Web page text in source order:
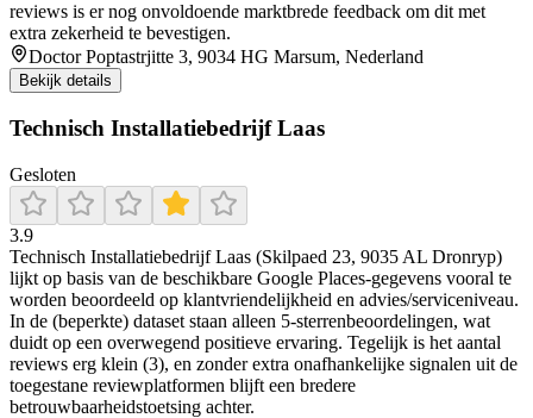
reviews is er nog onvoldoende marktbrede feedback om dit met
extra zekerheid te bevestigen.
Doctor Poptastrjitte 3, 9034 HG Marsum, Nederland
Bekijk details
Technisch Installatiebedrijf Laas
Gesloten
3.9
Technisch Installatiebedrijf Laas (Skilpaed 23, 9035 AL Dronryp)
lijkt op basis van de beschikbare Google Places-gegevens vooral te
worden beoordeeld op klantvriendelijkheid en advies/serviceniveau.
In de (beperkte) dataset staan alleen 5-sterrenbeoordelingen, wat
duidt op een overwegend positieve ervaring. Tegelijk is het aantal
reviews erg klein (3), en zonder extra onafhankelijke signalen uit de
toegestane reviewplatformen blijft een bredere
betrouwbaarheidstoetsing achter.